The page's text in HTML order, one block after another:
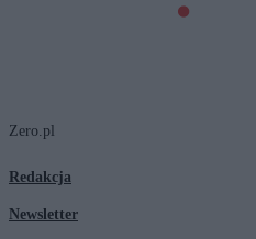
Zero.pl
Redakcja
Newsletter